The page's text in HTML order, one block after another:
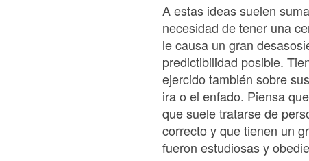
A estas ideas suelen
necesidad de tener una
le causa un gran
predictibilidad posible.
ejercido también sobre
ira o el enfado. Piensa
que suele tratarse de
correcto y que tienen un
fueron estudiosas y